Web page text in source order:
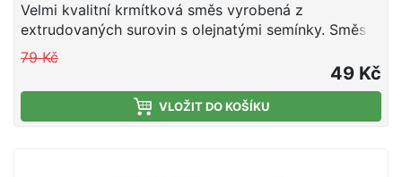
Velmi kvalitní krmítková směs vyrobená z
extrudovaných surovin s olejnatými semínky. Směs
je vhodná pro použití v průběhu celé sezony. Jedná
se o směs tepelně upravených obilovin a olejnatin,
doplněnou o živočišné moučky a atraktivní aroma.
Směs je ideální pro použití do krmítek, ale i do
79 Kč
49 Kč
VLOŽIT DO KOŠÍKU